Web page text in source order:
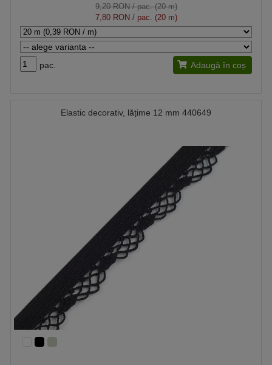
9,20 RON/ pac. (20 m)
7,80 RON / pac. (20 m)
pac. Adaugă în coș
Elastic decorativ, lățime 12 mm 440649